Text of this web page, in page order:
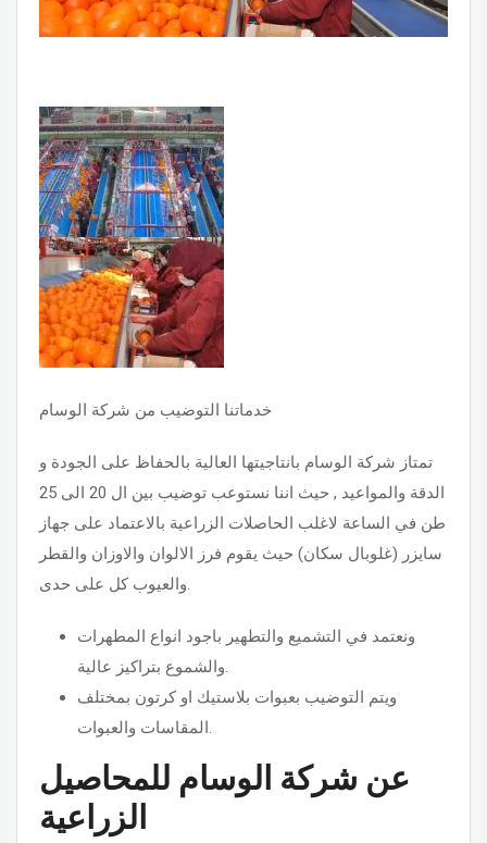
خدماتنا التوضيب من شركة الوسام
تمتاز شركة الوسام بانتاجيتها العالية بالحفاظ على الجودة و
الدقة والمواعيد , حيث اننا نستوعب توضيب بين ال 20 الى 25
طن في الساعة لاغلب الحاصلات الزراعية بالاعتماد على جهاز
سايزر (غلوبال سكان) حيث يقوم فرز الالوان والاوزان والقطر
والعيوب كل على حدى.
ونعتمد في التشميع والتطهير باجود انواع المطهرات
والشموع بتراكيز عالية.
ويتم التوضيب بعبوات بلاستيك او كرتون بمختلف
المقاسات والعبوات.
عن شركة الوسام للمحاصيل
الزراعية